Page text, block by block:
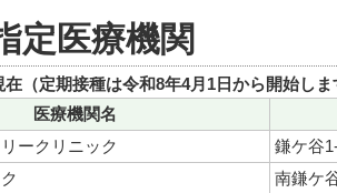
定医療機関
在（定期接種は令和8年4月1日から開始しま
医療機関名
ークリニック
鎌ケ谷
南鎌ケ